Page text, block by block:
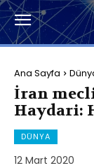
Ana Sayfa
İran
Haydari:
DÜNYA
12 Mart 2020